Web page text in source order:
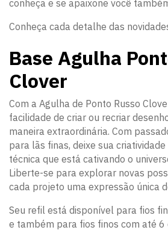
conheça e se apaixone você
Conheça cada detalhe das
Base Agulha
Clover
Com a Agulha de Ponto Russo
facilidade de criar ou recriar
maneira extraordinária. Com
para lãs finas, deixe sua
técnica que está cativando o
Liberte-se para explorar novas
cada projeto uma expressão única
Seu refil está disponível para fios
e também para fios finos com até 6